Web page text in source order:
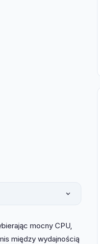
mocny CPU,
między wydajnością